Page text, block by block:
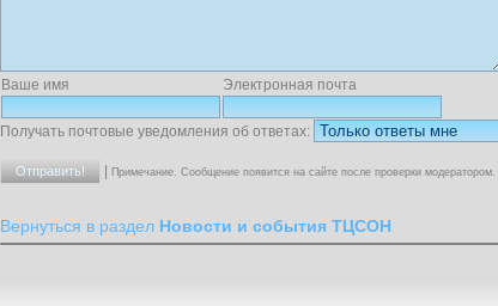
Ваше имя Электронная почта
Получать почтовые уведомления об ответах:
| Примечание. Сообщение появится на сайте после проверки модератором.
Вернуться в раздел Новости и события ТЦСОН